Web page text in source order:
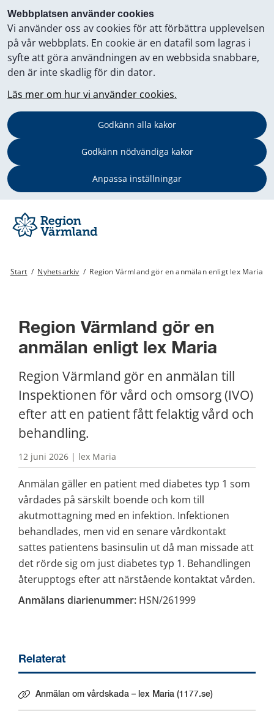
Webbplatsen använder cookies
Vi använder oss av cookies för att förbättra upplevelsen
på vår webbplats. En cookie är en datafil som lagras i
syfte att göra användningen av en webbsida snabbare,
den är inte skadlig för din dator.
Läs mer om hur vi använder cookies.
Godkänn alla kakor
Godkänn nödvändiga kakor
Anpassa inställningar
Start / Nyhetsarkiv / Region Värmland gör en anmälan enligt lex Maria
Region Värmland gör en
anmälan enligt lex Maria
Region Värmland gör en anmälan till
Inspektionen för vård och omsorg (IVO)
efter att en patient fått felaktig vård och
behandling.
12 juni 2026 | lex Maria
Anmälan gäller en patient med diabetes typ 1 som
vårdades på särskilt boende och kom till
akutmottagning med en infektion. Infektionen
behandlades, men vid en senare vårdkontakt
sattes patientens basinsulin ut då man missade att
det rörde sig om just diabetes typ 1. Behandlingen
återupptogs efter att närstående kontaktat vården.
Anmälans diarienummer: HSN/261999
Relaterat
Anmälan om vårdskada – lex Maria (1177.se)
Länk till annan webbplats.